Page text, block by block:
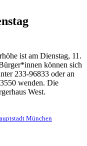
ist am Dienstag, 11.
können sich
233-96833 oder an
wenden. Die
West.
München